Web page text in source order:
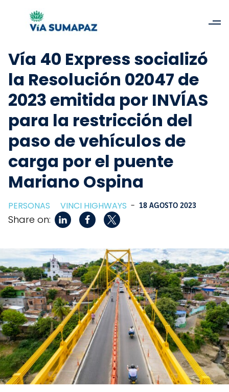
Vía 40 Express socializó
la Resolución 02047 de
2023 emitida por INVÍAS
para la restricción del
paso de vehículos de
carga por el puente
Mariano Ospina
PERSONAS VINCI HIGHWAYS - 18 AGOSTO 2023
Share on: